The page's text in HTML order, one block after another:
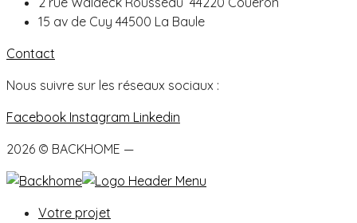
15 av de Cuy 44500 La Baule
Contact
Nous suivre sur les réseaux sociaux :
Facebook Instagram Linkedin
2026 © BACKHOME —
Votre projet